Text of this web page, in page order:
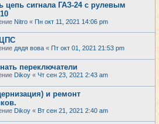
цепь сигнала ГАЗ-24 с рулевым
Nitro « Пн окт 11, 2021 14:06 pm
ЦПС
дядя вова « Пт окт 01, 2021 21:53 pm
переключатели
Dikoy « Чт сен 23, 2021 2:43 am
и ремонт
Dikoy « Вт сен 21, 2021 2:40 am